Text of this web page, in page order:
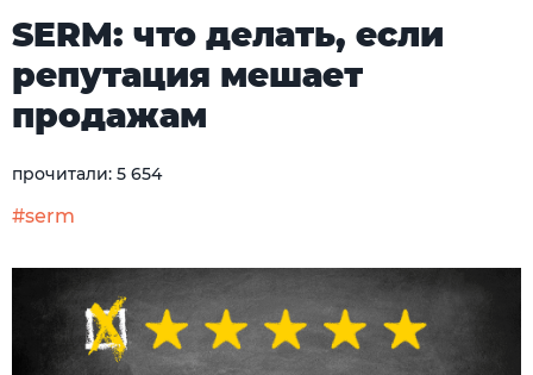
SERM: что делать, если
репутация мешает
продажам
прочитали: 5 654
#serm